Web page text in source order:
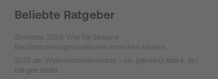
Beliebte Ratgeber
Zinsradar 2026: Wie Sie bessere
Baufinanzierungskonditionen erreichen können
2025 am Wohnimmobilienmarkt – ein Jahresrückblick, der
hängen bleibt